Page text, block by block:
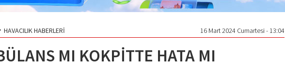
HAVACILIK HABERLERİ 16 Mart 2024 Cumartesi - 13:04
MI KOKPİTTE HATA MI